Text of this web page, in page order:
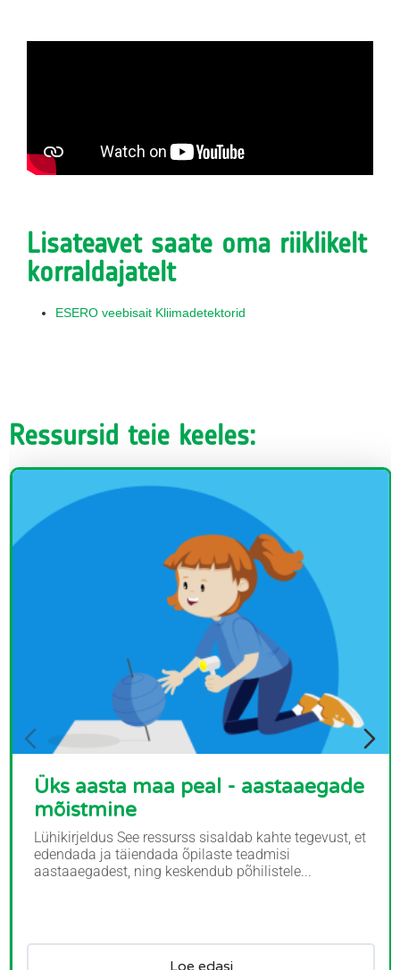
Lisateavet saate oma riiklikelt
korraldajatelt
ESERO veebisait Kliimadetektorid
Ressursid teie keeles:
Üks aasta maa peal - aastaaegade
mõistmine
Lühikirjeldus See ressurss sisaldab kahte tegevust, et
edendada ja täiendada õpilaste teadmisi
aastaaegadest, ning keskendub põhilistele...
Loe edasi